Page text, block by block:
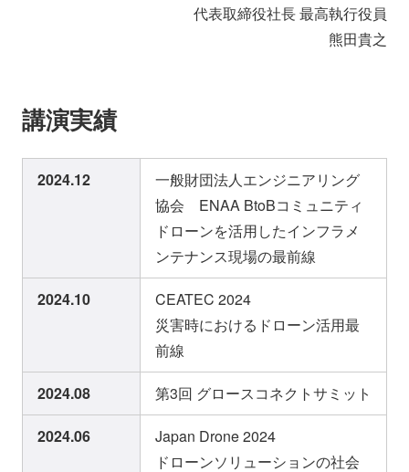
代表取締役社長 最高執行役員
熊田貴之
講演実績
2024.12
一般財団法人エンジニアリング
協会 ENAA BtoBコミュニティ
ドローンを活用したインフラメ
ンテナンス現場の最前線
2024.10
CEATEC 2024
災害時におけるドローン活用最
前線
2024.08 第3回 グロースコネクトサミット
2024.06
Japan Drone 2024
ドローンソリューションの社会